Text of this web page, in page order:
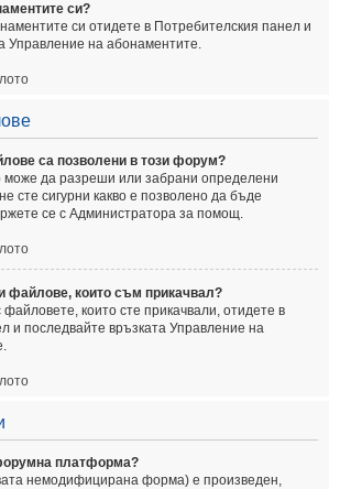
си?
си отидете в Потребителския панел и
Управление на абонаментите.
са позволени в този форум?
може да разреши или забрани определени
сте сигурни какво е позволено да бъде
се с Администратора за помощ.
файлове, които съм прикачвал?
които сте прикачвали, отидете в
и последвайте връзката Управление на
платформа?
немодифицирана форма) е произведен,